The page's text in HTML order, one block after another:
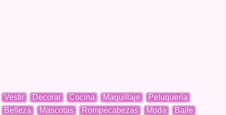
Vestir Decorar Cocina Maquillaje
Peluquería
Belleza
Mascotas Rompecabezas Moda
Baile